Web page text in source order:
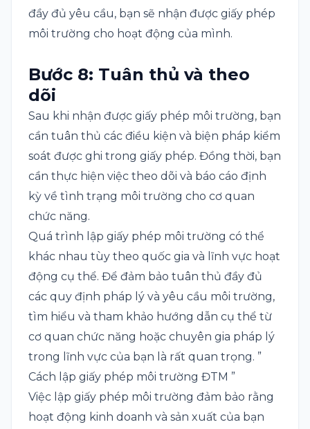
đầy đủ yêu cầu, bạn sẽ nhận được giấy phép
môi trường cho hoạt động của mình.
Bước 8: Tuân thủ và theo
dõi
Sau khi nhận được giấy phép môi trường, bạn
cần tuân thủ các điều kiện và biện pháp kiểm
soát được ghi trong giấy phép. Đồng thời, bạn
cần thực hiện việc theo dõi và báo cáo định
kỳ về tình trạng môi trường cho cơ quan
chức năng.
Quá trình lập giấy phép môi trường có thể
khác nhau tùy theo quốc gia và lĩnh vực hoạt
động cụ thể. Để đảm bảo tuân thủ đầy đủ
các quy định pháp lý và yêu cầu môi trường,
tìm hiểu và tham khảo hướng dẫn cụ thể từ
cơ quan chức năng hoặc chuyên gia pháp lý
trong lĩnh vực của bạn là rất quan trọng. ”
Cách lập giấy phép môi trường ĐTM ”
Việc lập giấy phép môi trường đảm bảo rằng
hoạt động kinh doanh và sản xuất của bạn